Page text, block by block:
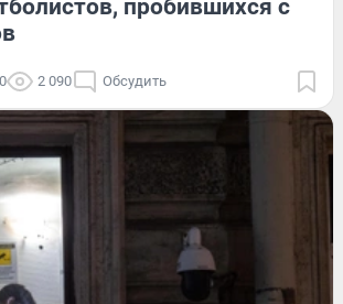
пробившихся с
2 090 Обсудить